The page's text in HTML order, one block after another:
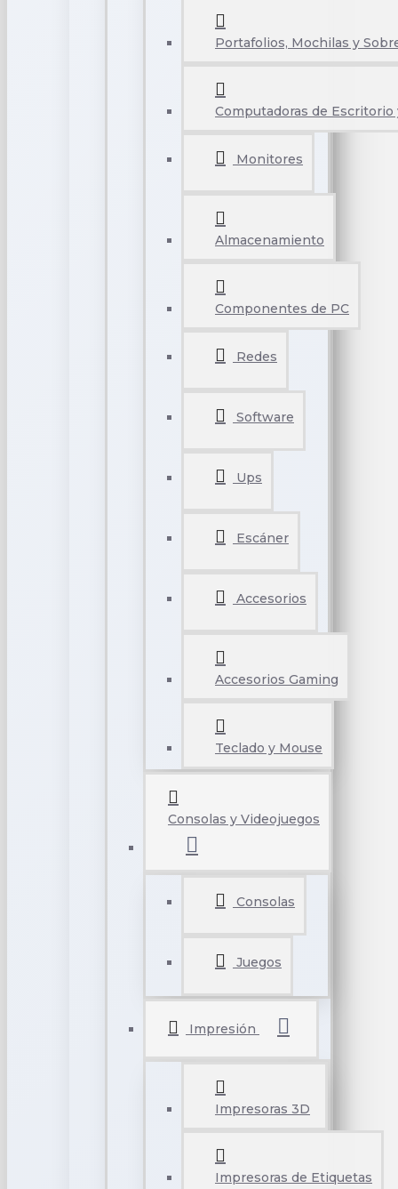
Portafolios, Mochilas y
Computadoras de Escritorio
Monitores
Almacenamiento
Componentes de PC
Redes
Software
Ups
Escáner
Accesorios
Accesorios Gaming
Teclado y Mouse
Consolas y Videojuegos
Consolas
Juegos
Impresión
Impresoras 3D
Impresoras de Etiquetas